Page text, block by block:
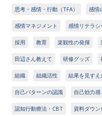
思考・感情・行動（TFA） 感情
感情マネジメント 感情リテラシ
採用 教育 楽観性の発揮
田辺さん教えて 研修グッズ
組織 組織活性 結果を見すえ
自己パターンの認識 自己効力感
認知行動療法・CBT 資料ダウン